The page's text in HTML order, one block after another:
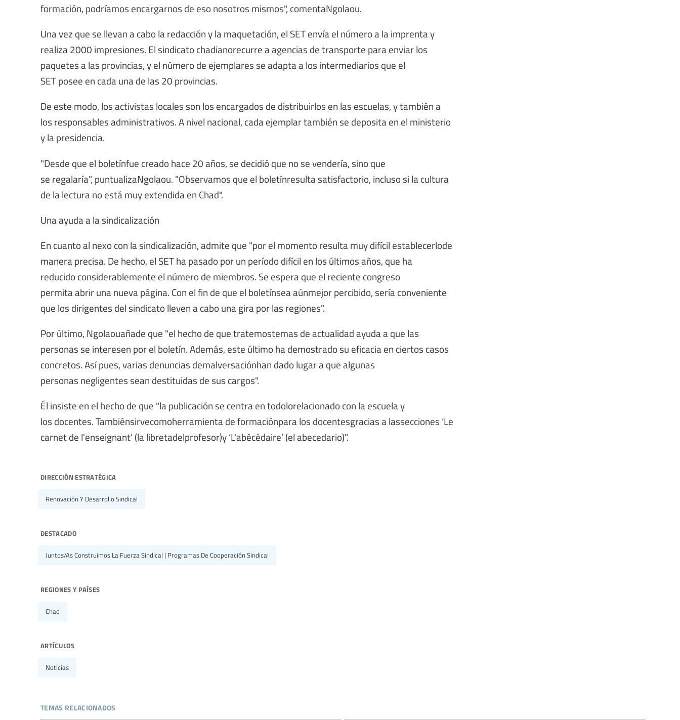
formación, podríamos encargarnos de eso nosotros mismos", comentaNgolaou.
Una vez que se llevan a cabo la redacción y la maquetación, el SET envía el número a la imprenta y
realiza 2000 impresiones. El sindicato chadianorecurre a agencias de transporte para enviar los
paquetes a las provincias, y el número de ejemplares se adapta a los intermediarios que el
SET posee en cada una de las 20 provincias.
De este modo, los activistas locales son los encargados de distribuirlos en las escuelas, y también a
los responsables administrativos. A nivel nacional, cada ejemplar también se deposita en el ministerio
y la presidencia.
"Desde que el boletínfue creado hace 20 años, se decidió que no se vendería, sino que
se regalaría", puntualizaNgolaou. "Observamos que el boletínresulta satisfactorio, incluso si la cultura
de la lectura no está muy extendida en Chad".
Una ayuda a la sindicalización
En cuanto al nexo con la sindicalización, admite que "por el momento resulta muy difícil establecerlode
manera precisa. De hecho, el SET ha pasado por un período difícil en los últimos años, que ha
reducido considerablemente el número de miembros. Se espera que el reciente congreso
permita abrir una nueva página. Con el fin de que el boletínsea aúnmejor percibido, sería conveniente
que los dirigentes del sindicato lleven a cabo una gira por las regiones".
Por último, Ngolaouañade que "el hecho de que tratemostemas de actualidad ayuda a que las
personas se interesen por el boletín. Además, este último ha demostrado su eficacia en ciertos casos
concretos. Así pues, varias denuncias demalversaciónhan dado lugar a que algunas
personas negligentes sean destituidas de sus cargos".
Él insiste en el hecho de que "la publicación se centra en todolorelacionado con la escuela y
los docentes. Tambiénsirvecomoherramienta de formaciónpara los docentesgracias a lassecciones ‘Le
carnet de l'enseignant’ (la libretadelprofesor)y ‘L'abécédaire’ (el abecedario)".
dirección estratégica
Renovación Y Desarrollo Sindical
destacado
Juntos/as Construimos La Fuerza Sindical | Programas De Cooperación Sindical
regiones y países
Chad
artículos
Noticias
temas relacionados